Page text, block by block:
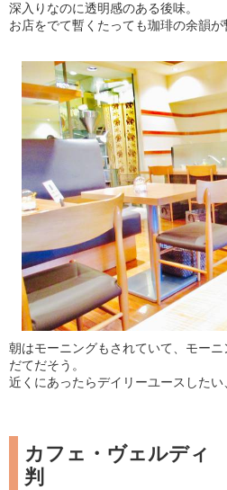
深入りなのに透明感のある後味。
お店をでて暫くたっても珈琲の余韻が
朝はモーニングもされていて、モー
だてだそう。
近くにあったらデイリーユースしたい
カフェ・ヴェルディ
判